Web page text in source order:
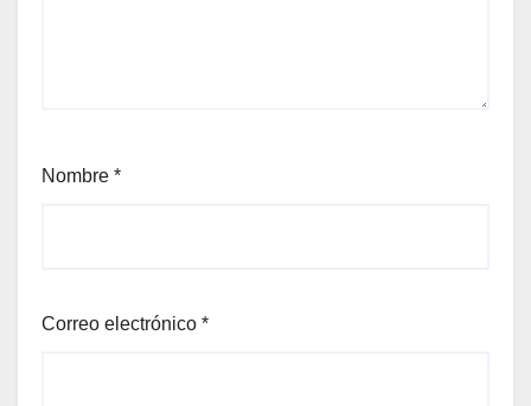
Nombre *
Correo electrónico *